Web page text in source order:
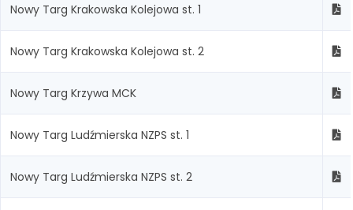
Nowy Targ Krakowska Kolejowa st. 1
Nowy Targ Krakowska Kolejowa st. 2
Nowy Targ Krzywa MCK
Nowy Targ Ludźmierska NZPS st. 1
Nowy Targ Ludźmierska NZPS st. 2